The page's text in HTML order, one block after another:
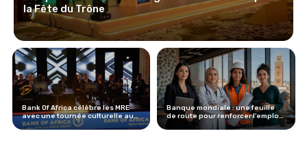
la Fête du Trône
Bank Of Africa célèbre les MRE
avec une tournée culturelle au
Maroc
Banque mondiale : une feuille
de route pour renforcer l’emploi
des femmes au Maroc